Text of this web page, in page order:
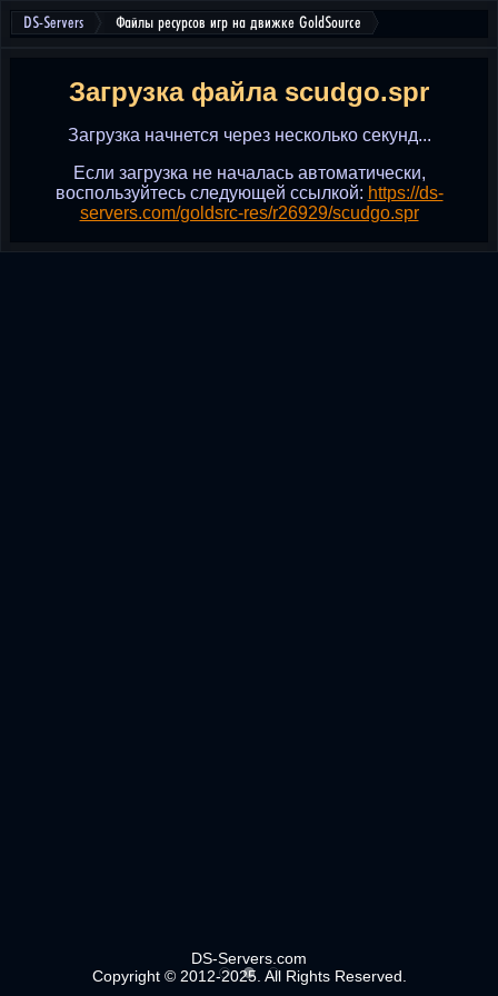
DS-Servers Файлы ресурсов игр на движке GoldSource
Загрузка файла scudgo.spr
Загрузка начнется через несколько секунд...
Если загрузка не началась автоматически,
воспользуйтесь следующей ссылкой: https://ds-
servers.com/goldsrc-res/r26929/scudgo.spr
DS-Servers.com
Copyright © 2012-2025. All Rights Reserved.